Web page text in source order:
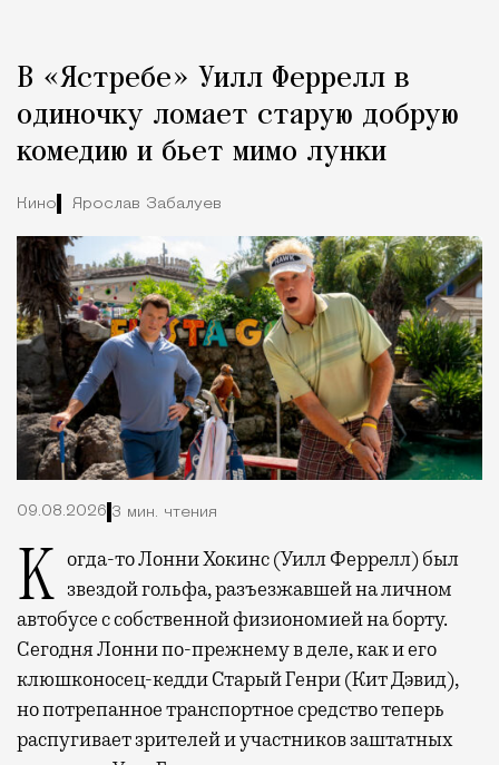
Город
В «Ястребе» Уилл Феррелл в
одиночку ломает старую добрую
комедию и бьет мимо лунки
Кино Ярослав Забалуев
09.08.2026 3 мин. чтения
Когда-то Лонни Хокинс (Уилл Феррелл) был звездой гольфа, разъезжавшей на личном
автобусе с собственной физиономией на борту.
Сегодня Лонни по-прежнему в деле, как и его
клюшконосец-кедди Старый Генри (Кит Дэвид),
но потрепанное транспортное средство теперь
распугивает зрителей и участников заштатных